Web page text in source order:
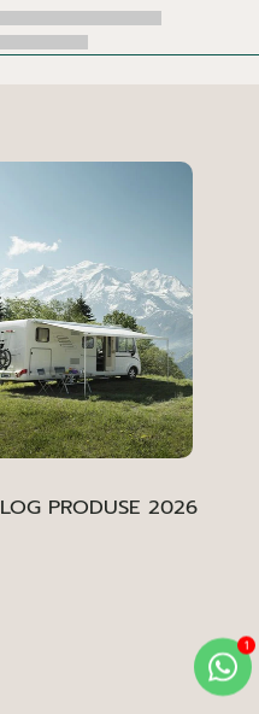
PRODUSE 2026